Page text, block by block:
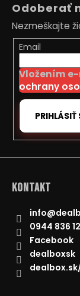
Odoberať
Nezmeškajte
Email
Vložením
ochrany
PRIHLÁSIŤ
Kontakt
info@
0944 836
Facebook
dealboxsk